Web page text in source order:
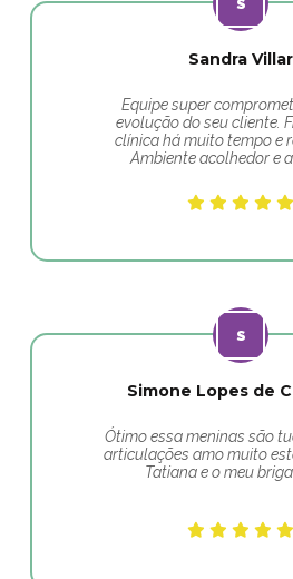
Sandra Villar
Equipe super
evolução do seu cliente.
clínica há muito tempo e
Ambiente acolhedor e
Simone Lopes de
Ótimo essa meninas são
articulações amo muito
Tatiana e o meu